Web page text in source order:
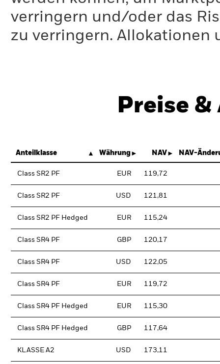
verringern und/oder das
zu verringern. Allokationen
Preise
Anteilklasse Währung NAV NAV-
Class SR2 PF EUR 119,72
Class SR2 PF USD 121,81
Class SR2 PF Hedged EUR 115,24
Class SR4 PF GBP 120,17
Class SR4 PF USD 122,05
Class SR4 PF EUR 119,72
Class SR4 PF Hedged EUR 115,30
Class SR4 PF Hedged GBP 117,64
KLASSE A2 USD 173,11